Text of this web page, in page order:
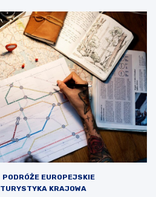
PODRÓŻE EUROPEJSKIE
TURYSTYKA KRAJOWA